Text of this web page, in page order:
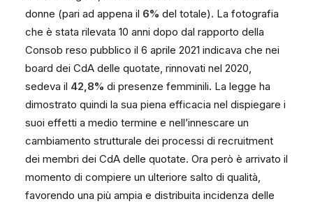
donne (pari ad appena il 6% del totale). La fotografia
che è stata rilevata 10 anni dopo dal rapporto della
Consob reso pubblico il 6 aprile 2021 indicava che nei
board dei CdA delle quotate, rinnovati nel 2020,
sedeva il 42,8% di presenze femminili. La legge ha
dimostrato quindi la sua piena efficacia nel dispiegare i
suoi effetti a medio termine e nell’innescare un
cambiamento strutturale dei processi di recruitment
dei membri dei CdA delle quotate. Ora però è arrivato il
momento di compiere un ulteriore salto di qualità,
favorendo una più ampia e distribuita incidenza delle